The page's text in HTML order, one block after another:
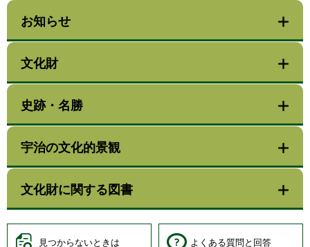
お知らせ
文化財
史跡・名勝
宇治の文化的景観
文化財に関する図書
見つからないときは よくある質問と回答